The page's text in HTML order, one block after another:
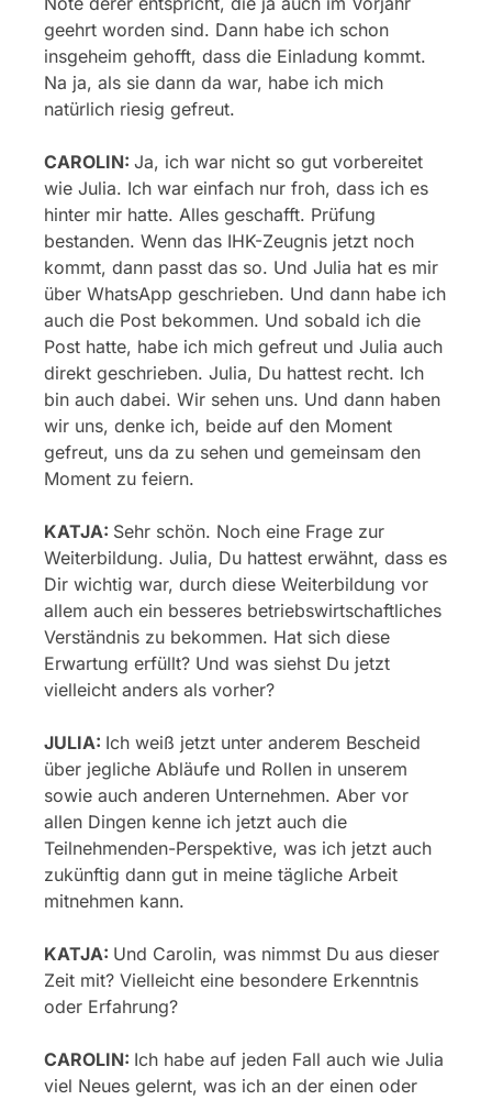
geehrt worden sind. Dann habe ich schon
insgeheim gehofft, dass die Einladung kommt.
Na ja, als sie dann da war, habe ich mich
natürlich riesig gefreut.
CAROLIN: Ja, ich war nicht so gut vorbereitet
wie Julia. Ich war einfach nur froh, dass ich es
hinter mir hatte. Alles geschafft. Prüfung
bestanden. Wenn das IHK-Zeugnis jetzt noch
kommt, dann passt das so. Und Julia hat es mir
über WhatsApp geschrieben. Und dann habe ich
auch die Post bekommen. Und sobald ich die
Post hatte, habe ich mich gefreut und Julia auch
direkt geschrieben. Julia, Du hattest recht. Ich
bin auch dabei. Wir sehen uns. Und dann haben
wir uns, denke ich, beide auf den Moment
gefreut, uns da zu sehen und gemeinsam den
Moment zu feiern.
KATJA: Sehr schön. Noch eine Frage zur
Weiterbildung. Julia, Du hattest erwähnt, dass es
Dir wichtig war, durch diese Weiterbildung vor
allem auch ein besseres betriebswirtschaftliches
Verständnis zu bekommen. Hat sich diese
Erwartung erfüllt? Und was siehst Du jetzt
vielleicht anders als vorher?
JULIA: Ich weiß jetzt unter anderem Bescheid
über jegliche Abläufe und Rollen in unserem
sowie auch anderen Unternehmen. Aber vor
allen Dingen kenne ich jetzt auch die
Teilnehmenden-Perspektive, was ich jetzt auch
zukünftig dann gut in meine tägliche Arbeit
mitnehmen kann.
KATJA: Und Carolin, was nimmst Du aus dieser
Zeit mit? Vielleicht eine besondere Erkenntnis
oder Erfahrung?
CAROLIN: Ich habe auf jeden Fall auch wie Julia
viel Neues gelernt, was ich an der einen oder